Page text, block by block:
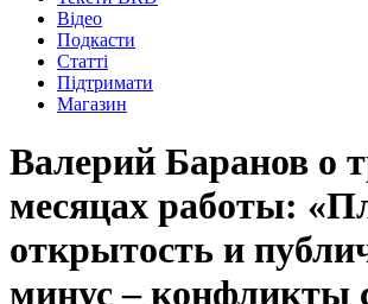
Відео
Подкасти
Статті
Підтримати
Магазин
Валерий Баранов о
месяцах работы:
открытость и
минус – конфликты